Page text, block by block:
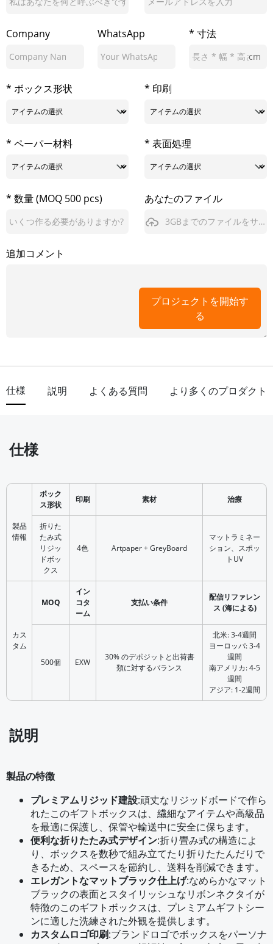
Company WhatsApp * 寸法
cm
* ボックス形状 * 印刷
* ペーパー材料 * 表面処理
* 数量 (MOQ 500 pcs) あなたのファイル
3GBまでのファイルをサポート
追加コメント
プロジェクトを開始す
る
仕様 説明 よくある質問 より多くのプロダクト
仕様
製品
情報
ボック
ス形状
印刷 素材 治療
折りた
たみ式
リジッ
ドボッ
クス
4色 Artpaper + GreyBoard
マットラミネー
ション、スポッ
トUV
カス
タム
MOQ
イン
コタ
ーム
支払い条件
配信リファレン
ス (海による)
500個 EXW
30% のデポジットと出荷書
類に対するバランス
北米: 3-4週間
ヨーロッパ: 3-4
週間
南アメリカ: 4-5
週間
アジア: 1-2週間
説明
製品の特徴
プレミアムリジッド建設:頑丈なリジッドボードで作ら
れたこのギフトボックスは、繊細なアイテムや高級品
を最適に保護し、保管や輸送中に安全に保ちます。
便利な折りたたみ式デザイン:折り畳み式の構造によ
り、ボックスを数秒で組み立てたり折りたたんだりで
きるため、スペースを節約し、送料を削減できます。
エレガントなマットブラック仕上げ:なめらかなマット
ブラックの表面とスタイリッシュなリボンネクタイが
特徴のこのギフトボックスは、プレミアムギフトシー
ンに適した洗練された外観を提供します。
カスタムロゴ印刷:ブランドロゴでボックスをパーソナ